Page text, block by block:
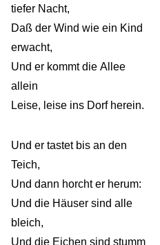
tiefer Nacht,
Daß der Wind wie ein Kind
erwacht,
Und er kommt die Allee
allein
Leise, leise ins Dorf herein.
Und er tastet bis an den
Teich,
Und dann horcht er herum:
Und die Häuser sind alle
bleich,
Und die Eichen sind stumm